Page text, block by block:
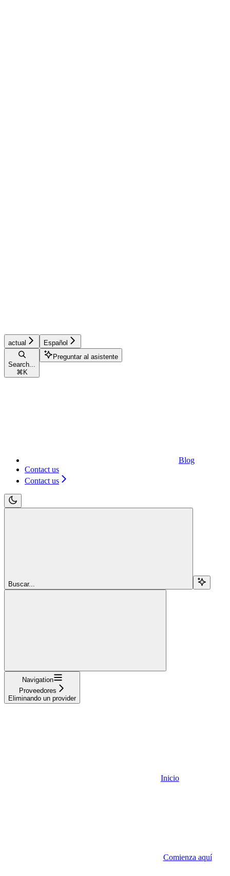
actual Español
Search...
⌘ K
Preguntar al asistente
Blog
Contact us
Contact us
Buscar...
Navigation
Proveedores
Eliminando un provider
Inicio
Comienza aquí